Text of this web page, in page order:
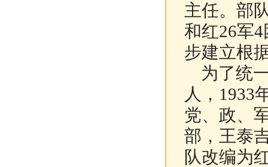
主任。部
和红26军
步建立根
为了统
人，1933
党、政、
部，王泰
队改编为